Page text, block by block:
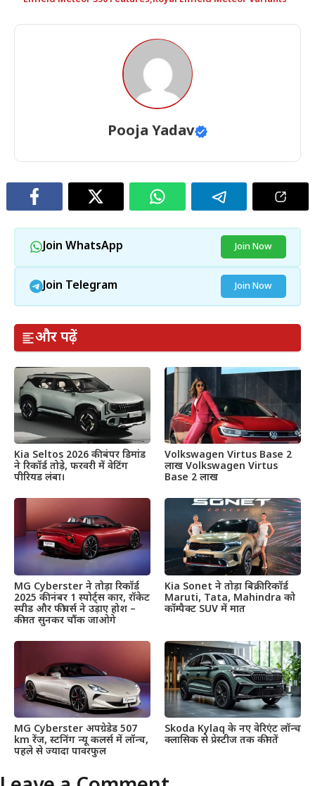
Pooja Yadav
Join WhatsApp Join Now
Join Telegram Join Now
और पढ़ें
Kia Seltos 2026 की बंपर डिमांड
ने रिकॉर्ड तोड़े, फरवरी में वेटिंग
पीरियड लंबा।
Volkswagen Virtus Base 2
लाख Volkswagen Virtus
Base 2 लाख
MG Cyberster ने तोड़ा रिकॉर्ड
2025 की नंबर 1 स्पोर्ट्स कार, रॉकेट
स्पीड और फीचर्स ने उड़ाए होश –
कीमत सुनकर चौंक जाओगे
Kia Sonet ने तोड़ा बिक्री रिकॉर्ड
Maruti, Tata, Mahindra को
कॉम्पैक्ट SUV में मात
MG Cyberster अपग्रेडेड 507
km रेंज, स्टनिंग न्यू कलर्स में लॉन्च,
पहले से ज्यादा पावरफुल
Skoda Kylaq के नए वेरिएंट लॉन्च
क्लासिक से प्रेस्टीज तक कीमतें